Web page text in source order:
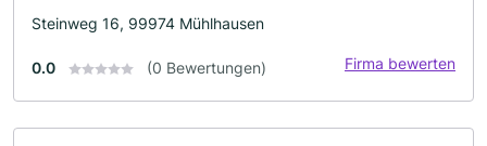
Steinweg 16, 99974 Mühlhausen
0.0 (0 Bewertungen) Firma bewerten